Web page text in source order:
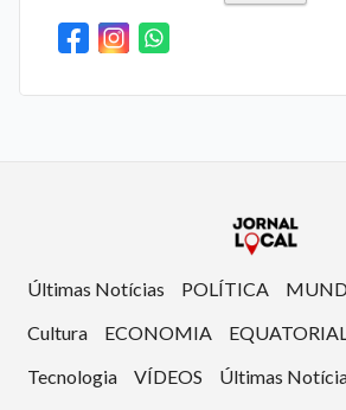
Últimas Notícias POLÍTICA
Cultura
ECONOMIA EQUATORIAL
Tecnologia
VÍDEOS Últimas